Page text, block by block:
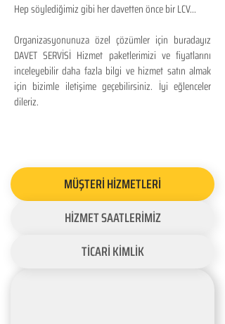
Hep söylediğimiz gibi her davetten önce bir LCV...
Organizasyonunuza özel çözümler için buradayız
DAVET SERVİSİ Hizmet paketlerimizi ve fiyatlarını
inceleyebilir daha fazla bilgi ve hizmet satın almak
için bizimle iletişime geçebilirsiniz. İyi eğlenceler
dileriz.
MÜŞTERİ HİZMETLERİ
HİZMET SAATLERİMİZ
TİCARİ KİMLİK